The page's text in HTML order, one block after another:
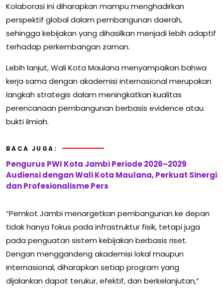
Kolaborasi ini diharapkan mampu menghadirkan
perspektif global dalam pembangunan daerah,
sehingga kebijakan yang dihasilkan menjadi lebih adaptif
terhadap perkembangan zaman.
Lebih lanjut, Wali Kota Maulana menyampaikan bahwa
kerja sama dengan akademisi internasional merupakan
langkah strategis dalam meningkatkan kualitas
perencanaan pembangunan berbasis evidence atau
bukti ilmiah.
BACA JUGA:
Pengurus PWI Kota Jambi Periode 2026–2029
Audiensi dengan Wali Kota Maulana, Perkuat Sinergi
dan Profesionalisme Pers
“Pemkot Jambi menargetkan pembangunan ke depan
tidak hanya fokus pada infrastruktur fisik, tetapi juga
pada penguatan sistem kebijakan berbasis riset.
Dengan menggandeng akademisi lokal maupun
internasional, diharapkan setiap program yang
dijalankan dapat terukur, efektif, dan berkelanjutan,”